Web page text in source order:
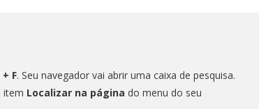
F. Seu navegador vai abrir uma caixa de pesquisa.
item Localizar na página do menu do seu